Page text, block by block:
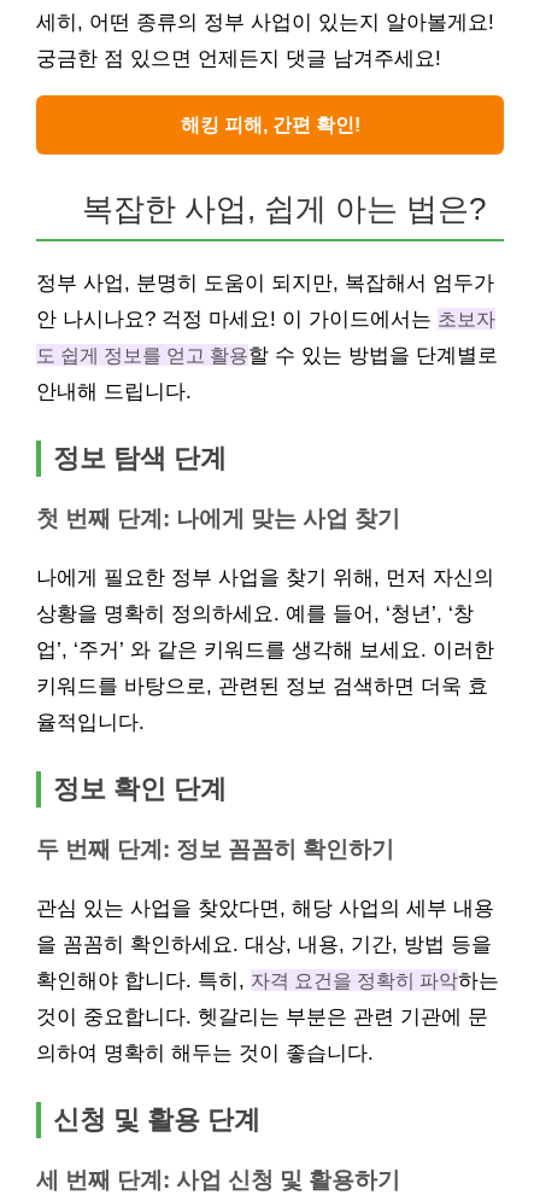
세히, 어떤 종류의 정부 사업이 있는지 알아볼게요!
궁금한 점 있으면 언제든지 댓글 남겨주세요!
해킹 피해, 간편 확인!
복잡한 사업, 쉽게 아는 법은?
정부 사업, 분명히 도움이 되지만, 복잡해서 엄두가
안 나시나요? 걱정 마세요! 이 가이드에서는 초보자
도 쉽게 정보를 얻고 활용할 수 있는 방법을 단계별로
안내해 드립니다.
정보 탐색 단계
첫 번째 단계: 나에게 맞는 사업 찾기
나에게 필요한 정부 사업을 찾기 위해, 먼저 자신의
상황을 명확히 정의하세요. 예를 들어, ‘청년’, ‘창
업’, ‘주거’ 와 같은 키워드를 생각해 보세요. 이러한
키워드를 바탕으로, 관련된 정보 검색하면 더욱 효
율적입니다.
정보 확인 단계
두 번째 단계: 정보 꼼꼼히 확인하기
관심 있는 사업을 찾았다면, 해당 사업의 세부 내용
을 꼼꼼히 확인하세요. 대상, 내용, 기간, 방법 등을
확인해야 합니다. 특히, 자격 요건을 정확히 파악하는
것이 중요합니다. 헷갈리는 부분은 관련 기관에 문
의하여 명확히 해두는 것이 좋습니다.
신청 및 활용 단계
세 번째 단계: 사업 신청 및 활용하기